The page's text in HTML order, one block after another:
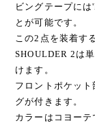
ビングテープに
とが可能です。
この2点を装着す
SHOULDER 2は
けます。
フロントポケット
グが付きます。
カラーはコヨーテ